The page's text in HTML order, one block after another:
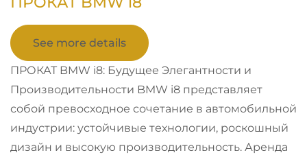
See more details
ПРОКАТ BMW i8: Будущее Элегантности и
Производительности BMW i8 представляет
собой превосходное сочетание в автомобильной
индустрии: устойчивые технологии, роскошный
дизайн и высокую производительность. Аренда